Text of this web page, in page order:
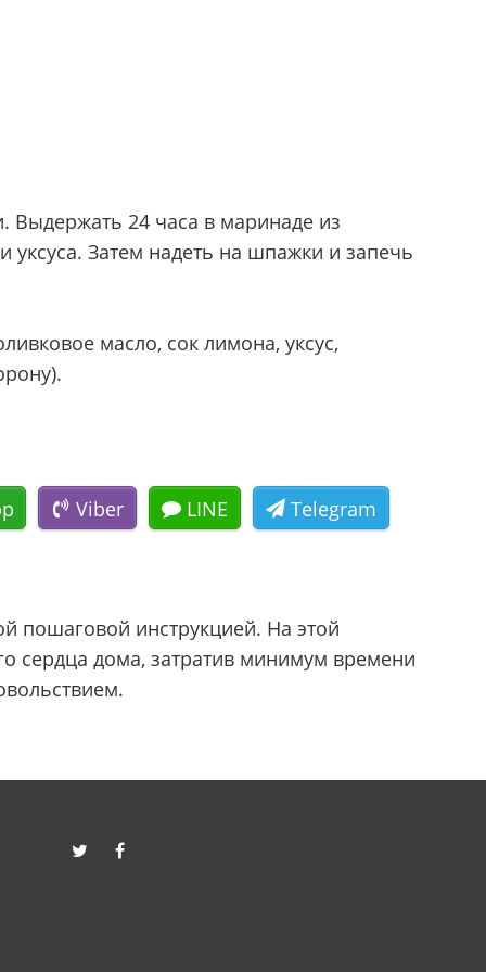
Выдержать 24 часа в маринаде из
уксуса. Затем надеть на шпажки и запечь
масло, сок лимона, уксус,
Viber LINE Telegram
пошаговой инструкцией. На этой
сердца дома, затратив минимум времени
twitterfacebook